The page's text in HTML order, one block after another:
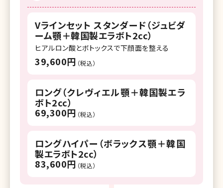
Vラインセット スタンダード（ジュビダ
ーム顎＋韓国製エラボト2cc）
ヒアルロン酸とボトックスで下顔面を整える
39,600円 （税込）
ロング（クレヴィエル顎＋韓国製エラ
ボト2cc）
69,300円 （税込）
ロングハイパー（ボラックス顎＋韓国
製エラボト2cc）
83,600円 （税込）